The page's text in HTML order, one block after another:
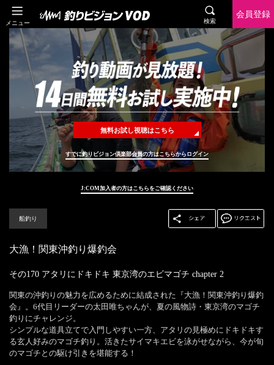
メニュー 検索
会員登録
無料お試し視聴はこちら
すでに釣りビジョン倶楽部会員の方はこちらからログイン
J:COM加入者の方はこちらをご確認ください
船釣り
大漁！関東沖釣り爆釣会
その170 アタリにドキドキ 東京湾のエビマゴチ chapter 2
関東の沖釣りの魅力を広めるために結成された『大漁！関東沖釣り爆釣
会』。6代目リーダーの太田唯ちゃんが、夏の風物詩・東京湾のマゴチ
釣りにチャレンジ。
シンプルな道具立てで入門しやすい一方、アタリの見極めにドキドキす
る玄人好みのマゴチ釣り。活きたサイマキエビを泳がせながら、今が旬
のマゴチとの駆け引きを堪能する！